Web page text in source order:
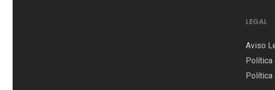
LEGAL
Aviso
Política
Política